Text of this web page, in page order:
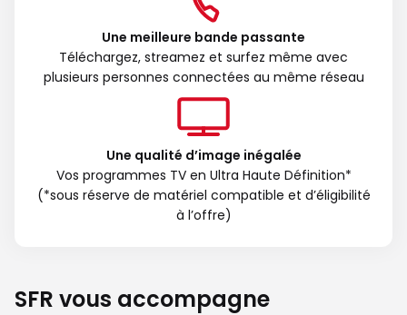
Une meilleure bande passante
Téléchargez, streamez et surfez même avec
plusieurs personnes connectées au même réseau
Une qualité d’image inégalée
Vos programmes TV en Ultra Haute Définition*
(*sous réserve de matériel compatible et d’éligibilité
à l’offre)
SFR vous accompagne